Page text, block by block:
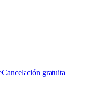
Cancelación gratuita